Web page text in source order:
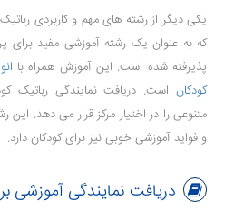
یکی دیگر از رشته های مهم و کاربردی
که به عنوان یک رشته آموزشی مفید برای
پذیرفته شده است. این آموزش همراه با
کودکان است. دریافت نمایندگی رباتیک
متنوعی را در اختیار مرکز قرار می دهد. این
و فواید آموزشی خوبی نیز برای کودکان دارد.
دریافت نمایندگی آموزشی